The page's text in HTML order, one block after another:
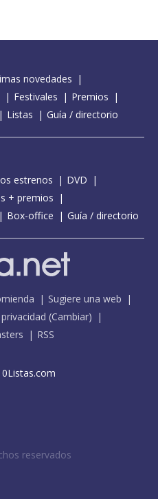
novedades
Festivales
Premios
Listas Guía / directorio
estrenos
DVD
+ premios
Box-office Guía / directorio
Sugiere una web
(Cambiar)
RSS
reservados